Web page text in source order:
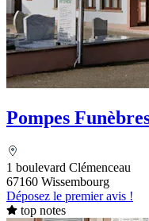
Pompes
1 boulevard Clémenceau
67160 Wissembourg
Déposez le premier avis !
top notes